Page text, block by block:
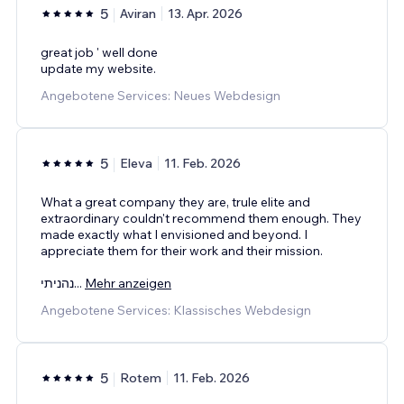
5 Aviran 13. Apr. 2026
great job ' well done
update my website.
Angebotene Services: Neues Webdesign
5 Eleva 11. Feb. 2026
What a great company they are, trule elite and
extraordinary couldn't recommend them enough. They
made exactly what I envisioned and beyond. I
appreciate them for their work and their mission.
נהניתי... Mehr anzeigen
Angebotene Services: Klassisches Webdesign
5 Rotem 11. Feb. 2026